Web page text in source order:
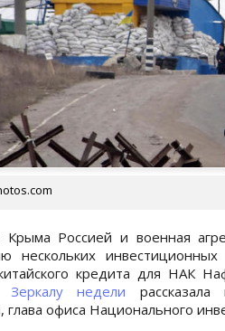
Крыма Россией и военная
нескольких
кредита для НАК
Зеркалу недели рассказала
глава офиса Национального